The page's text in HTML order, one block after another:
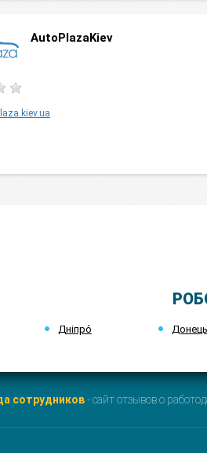
AutoPlazaKiev
Дніпро́
сотрудников- сайт отзывов о